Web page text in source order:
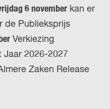
6 november kan er
de Publieksprijs
Verkiezing
Jaar 2026-2027
Zaken Release